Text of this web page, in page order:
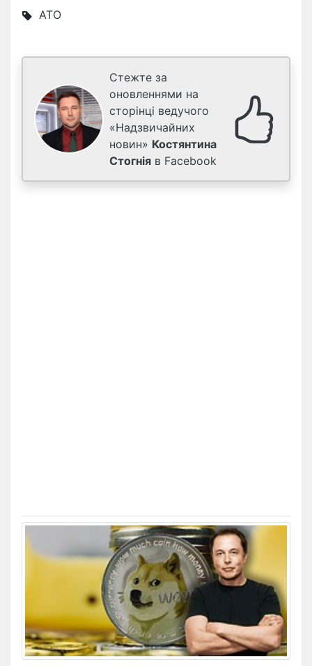
АТО
Стежте за
оновленнями на
сторінці ведучого
«Надзвичайних
новин» Костянтина
Стогнія в Facebook